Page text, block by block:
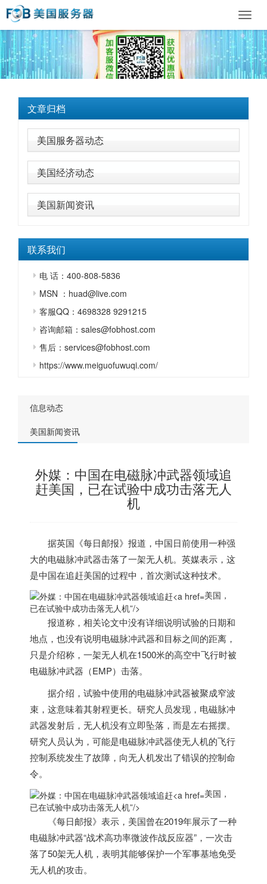
文章归档
美国服务器动态
美国经济动态
美国新闻资讯
联系我们
电 话：400-808-5836
MSN ：huad@live.com
客服QQ：4698328 9291215
咨询邮箱：sales@fobhost.com
售后：services@fobhost.com
https://www.meiguofuwuqi.com/
信息动态
美国新闻资讯
外媒：中国在电磁脉冲武器领域追
赶美国，已在试验中成功击落无人
机
据英国《每日邮报》报道，中国日前使用一种强
大的电磁脉冲武器击落了一架无人机。英媒表示，这
是中国在追赶美国的过程中，首次测试这种技术。
美国，
已在试验中成功击落无人机”/>
报道称，相关论文中没有详细说明试验的日期和
地点，也没有说明电磁脉冲武器和目标之间的距离，
只是介绍称，一架无人机在1500米的高空中飞行时被
电磁脉冲武器（EMP）击落。
据介绍，试验中使用的电磁脉冲武器被聚成窄波
束，这意味着其射程更长。研究人员发现，电磁脉冲
武器发射后，无人机没有立即坠落，而是左右摇摆。
研究人员认为，可能是电磁脉冲武器使无人机的飞行
控制系统发生了故障，向无人机发出了错误的控制命
令。
美国，
已在试验中成功击落无人机”/>
《每日邮报》表示， 美国曾在2019年展示了一种
电磁脉冲武器“战术高功率微波作战反应器”，一次击
落了50架无人机，表明其能够保护一个军事基地免受
无人机的攻击。